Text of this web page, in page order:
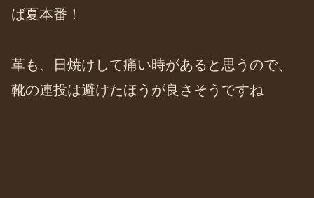
ば夏本番！
革も、日焼けして痛い時があると思うので、
靴の連投は避けたほうが良さそうですね